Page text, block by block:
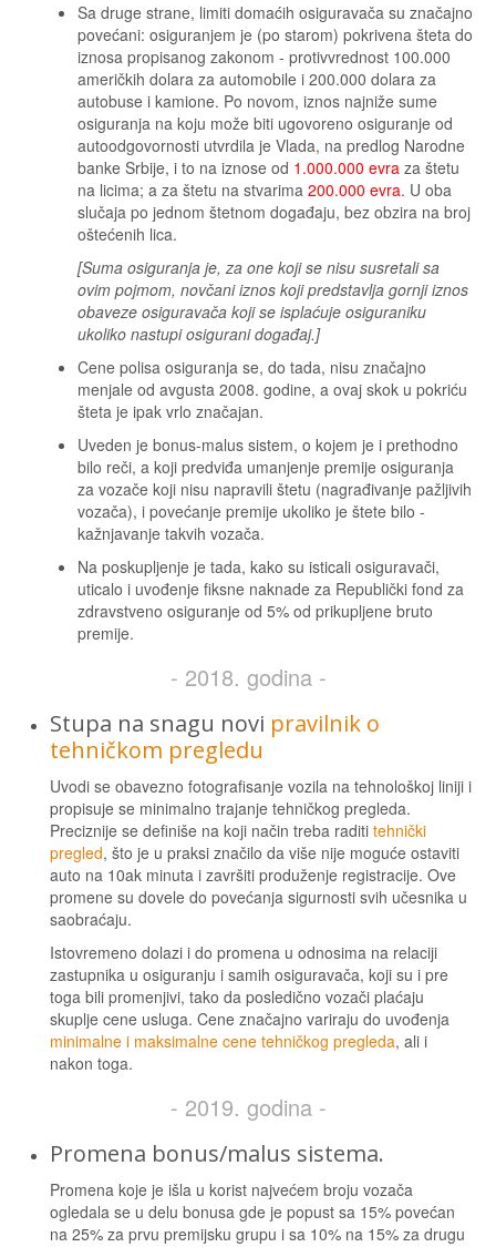
Sa druge strane, limiti domaćih osiguravača su značajno
povećani: osiguranjem je (po starom) pokrivena šteta do
iznosa propisanog zakonom - protivvrednost 100.000
američkih dolara za automobile i 200.000 dolara za
autobuse i kamione. Po novom, iznos najniže sume
osiguranja na koju može biti ugovoreno osiguranje od
autoodgovornosti utvrdila je Vlada, na predlog Narodne
banke Srbije, i to na iznose od 1.000.000 evra za štetu
na licima; a za štetu na stvarima 200.000 evra. U oba
slučaja po jednom štetnom događaju, bez obzira na broj
oštećenih lica.
[Suma osiguranja je, za one koji se nisu susretali sa
ovim pojmom, novčani iznos koji predstavlja gornji iznos
obaveze osiguravača koji se isplaćuje osiguraniku
ukoliko nastupi osigurani događaj.]
Cene polisa osiguranja se, do tada, nisu značajno
menjale od avgusta 2008. godine, a ovaj skok u pokriću
šteta je ipak vrlo značajan.
Uveden je bonus-malus sistem, o kojem je i prethodno
bilo reči, a koji predviđa umanjenje premije osiguranja
za vozače koji nisu napravili štetu (nagrađivanje pažljivih
vozača), i povećanje premije ukoliko je štete bilo -
kažnjavanje takvih vozača.
Na poskupljenje je tada, kako su isticali osiguravači,
uticalo i uvođenje fiksne naknade za Republički fond za
zdravstveno osiguranje od 5% od prikupljene bruto
premije.
- 2018. godina -
Stupa na snagu novi pravilnik o
tehničkom pregledu
Uvodi se obavezno fotografisanje vozila na tehnološkoj liniji i
propisuje se minimalno trajanje tehničkog pregleda.
Preciznije se definiše na koji način treba raditi tehnički
pregled, što je u praksi značilo da više nije moguće ostaviti
auto na 10ak minuta i završiti produženje registracije. Ove
promene su dovele do povećanja sigurnosti svih učesnika u
saobraćaju.
Istovremeno dolazi i do promena u odnosima na relaciji
zastupnika u osiguranju i samih osiguravača, koji su i pre
toga bili promenjivi, tako da posledično vozači plaćaju
skuplje cene usluga. Cene značajno variraju do uvođenja
minimalne i maksimalne cene tehničkog pregleda, ali i
nakon toga.
- 2019. godina -
Promena bonus/malus sistema.
Promena koje je išla u korist najvećem broju vozača
ogledala se u delu bonusa gde je popust sa 15% povećan
na 25% za prvu premijsku grupu i sa 10% na 15% za drugu